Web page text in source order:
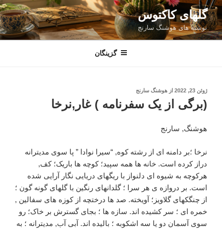
رفتن
به
محتوا
گلهای کاکتوس
نوشته های هوشنگ سارنج
گزینگان
نوشته‌شده
در
ژوئن 23, 2022 از هوشنگ سارنج
(برگی از یک سفرنامه ) غار,نرخا
هوشنگ, سارنج
نرخا ؛بر دامنه ای از رشته کوه, “سیرا نوادا ” پا سوی مدیترانه
دراز کرده است. خانه ها همه سپید؛ کوچه ها باریک؛ کف,
هرکوچه به شیوه ای دلنواز با ریگهای دریایی نگار آرایی شده
است. بر دروازه ی هر سرا ؛ گلدانهای رنگین با گلهای گونه گون ؛
از چنگکهای گلاویز؛ آویخته. صد ها درختچه از کوزه های سفالین ,
خمره ای ؛ سر کشیده اند. سازه ها ؛ بجای گسترش بر خاک؛ رو
سوی آسمان دو یا سه اشکوبه ؛ بالیده اند. آبی آب, مدیترانه ؛ به